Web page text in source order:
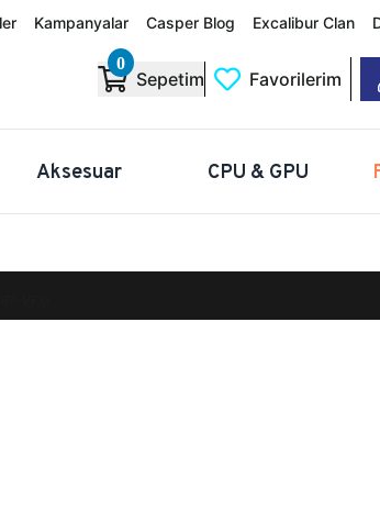
Kampanyalar Casper Blog Excalibur Clan
0
Sepetim Favorilerim
Aksesuar CPU & GPU